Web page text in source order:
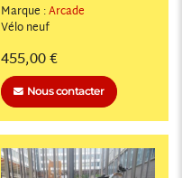
Marque :Arcade
Véloneuf
455,00 €
Nous contacter